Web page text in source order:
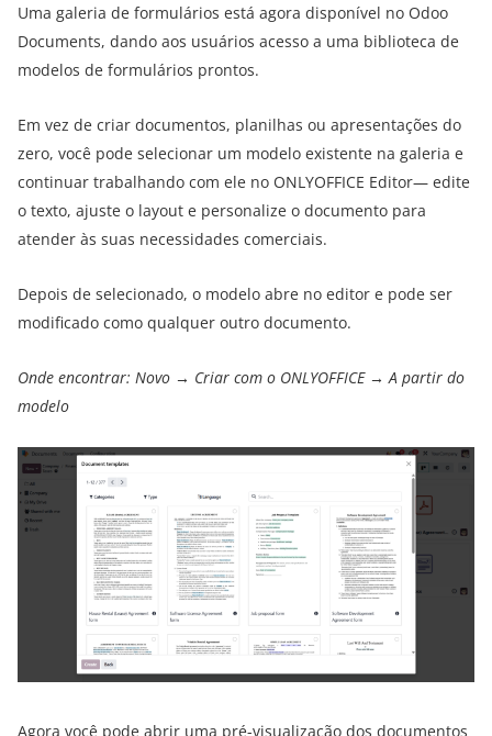
Uma galeria de formulários está agora disponível no Odoo
Documents, dando aos usuários acesso a uma biblioteca de
modelos de formulários prontos.
Em vez de criar documentos, planilhas ou apresentações do
zero, você pode selecionar um modelo existente na galeria e
continuar trabalhando com ele no ONLYOFFICE Editor— edite
o texto, ajuste o layout e personalize o documento para
atender às suas necessidades comerciais.
Depois de selecionado, o modelo abre no editor e pode ser
modificado como qualquer outro documento.
Onde encontrar: Novo → Criar com o ONLYOFFICE → A partir do
modelo
Agora você pode abrir uma pré-visualização dos documentos